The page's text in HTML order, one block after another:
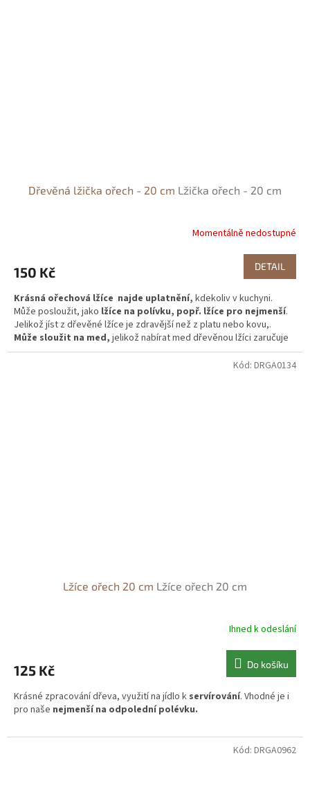
Dřevěná lžička ořech - 20 cm Lžička ořech - 20 cm
Momentálně nedostupné
150 Kč DETAIL
Krásná ořechová lžíce najde uplatnění, kdekoliv v kuchyni.
Může posloužit, jako lžíce na polívku, popř. lžíce pro nejmenší.
Jelikož jíst z dřevěné lžíce je zdravější než z platu nebo kovu,.
Může sloužit na med, jelikož nabírat med dřevěnou lžíci zaručuje
zachování, všech vitamínu z medu.
Lžíce ořech 20 cm Lžíce ořech 20 cm
Ihned k odeslání
125 Kč Do košíku
Krásné zpracování dřeva, využití na jídlo k servírování. Vhodné je i
pro naše nejmenší na odpolední polévku.
Kód: DRGA0134
Kód: DRGA0962